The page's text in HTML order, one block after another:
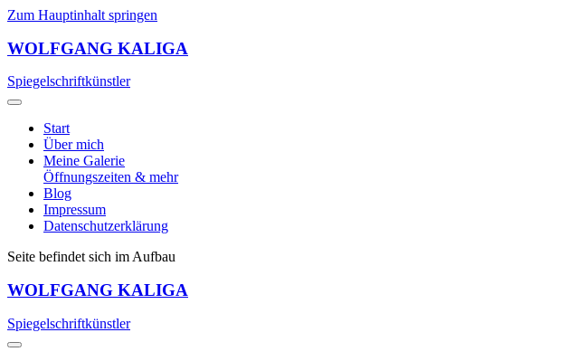
Zum Hauptinhalt springen
WOLFGANG KALIGA
Spiegelschriftkünstler
Start
Über mich
Meine Galerie
Öffnungszeiten & mehr
Blog
Impressum
Datenschutzerklärung
Seite befindet sich im Aufbau
WOLFGANG KALIGA
Spiegelschriftkünstler